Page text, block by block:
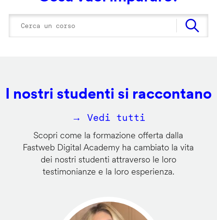
I nostri studenti si raccontano
→ Vedi tutti
Scopri come la formazione offerta dalla
Fastweb Digital Academy ha cambiato la vita
dei nostri studenti attraverso le loro
testimonianze e la loro esperienza.